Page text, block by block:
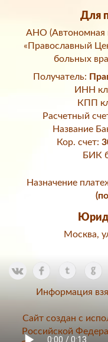
Для
АНО (Автономная
«Православный
больных
Получатель:
ИНН
КПП
Расчетный
Название
Кор. счет:
БИК
Назначение
Москва,
Информация
Сайт создан с
Российской